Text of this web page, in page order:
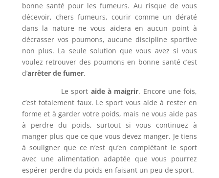
bonne santé pour les fumeurs. Au risque de vous
décevoir, chers fumeurs, courir comme un dératé
dans la nature ne vous aidera en aucun point à
décrasser vos poumons, aucune discipline sportive
non plus. La seule solution que vous avez si vous
voulez retrouver des poumons en bonne santé c’est
d’arrêter de fumer.
Le sport aide à maigrir. Encore une fois,
c’est totalement faux. Le sport vous aide à rester en
forme et à garder votre poids, mais ne vous aide pas
à perdre du poids, surtout si vous continuez à
manger plus que ce que vous devez manger. Je tiens
à souligner que ce n’est qu’en complétant le sport
avec une alimentation adaptée que vous pourrez
espérer perdre du poids en faisant un peu de sport.